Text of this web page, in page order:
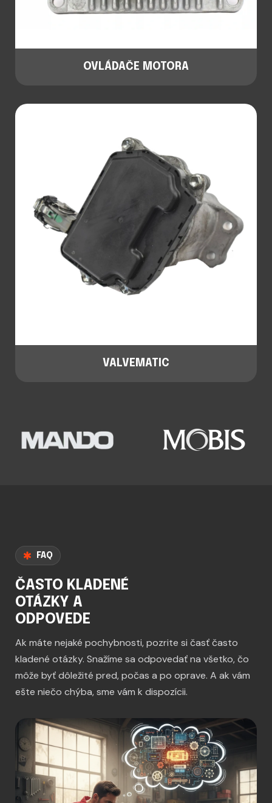
OVLÁDAČE MOTORA
VALVEMATIC
FAQ
ČASTO KLADENÉ
OTÁZKY A
ODPOVEDE
Ak máte nejaké pochybnosti, pozrite si časť často
kladené otázky. Snažíme sa odpovedať na všetko, čo
môže byť dôležité pred, počas a po oprave. A ak vám
ešte niečo chýba, sme vám k dispozícii.